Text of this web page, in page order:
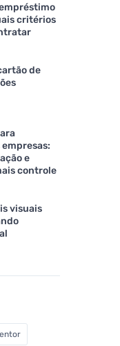
critérios
de
e
controle
visuais